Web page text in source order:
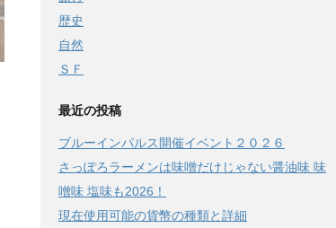
歴史
自然
ＳＦ
最近の投稿
ブルーインパルス開催イベント２０２６
さっぽろラーメンは味噌だけじゃない醤油味 味
噌味 塩味も2026！
現在使用可能の貨幣の種類と詳細